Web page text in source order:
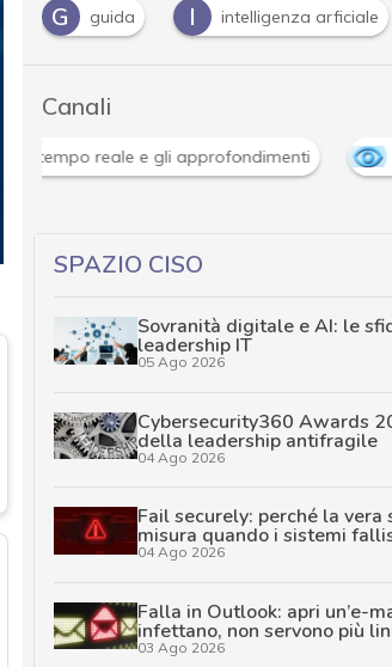
I intelligenza arficiale I
Canali
Attacchi hacker e Malware: le ultime
SPAZIO CISO
Sovranità digitale e AI: le
leadership IT
05 Ago 2026
Cybersecurity360 Awards
della leadership antifragile
04 Ago 2026
Fail securely: perché la vera
misura quando i sistemi
04 Ago 2026
Falla in Outlook: apri un’e-
infettano, non servono più
03 Ago 2026